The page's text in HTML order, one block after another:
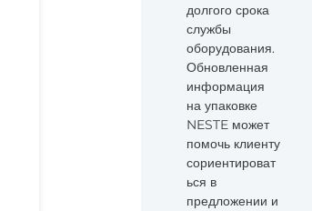
долгого срока
службы
оборудования.
Обновленная
информация
на упаковке
NESTE может
помочь клиенту
сориентироват
ься в
предложении и